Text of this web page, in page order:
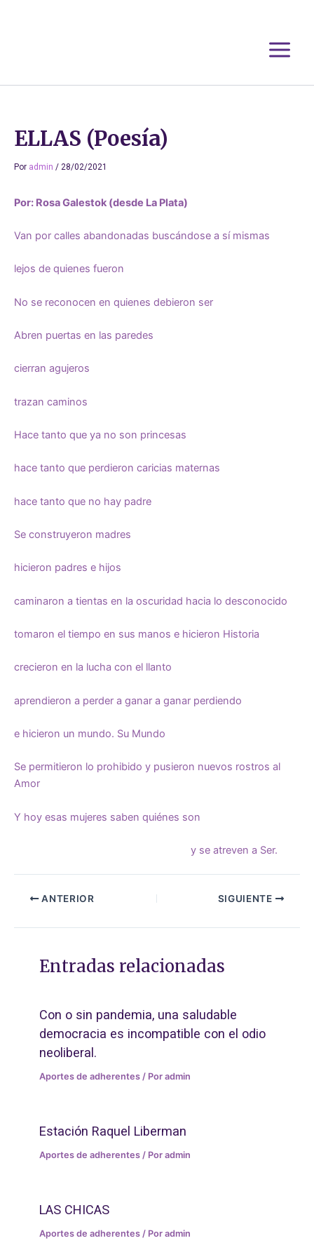
ELLAS (Poesía)
Por admin / 28/02/2021
Por: Rosa Galestok (desde La Plata)
Van por calles abandonadas buscándose a sí mismas
lejos de quienes fueron
No se reconocen en quienes debieron ser
Abren puertas en las paredes
cierran agujeros
trazan caminos
Hace tanto que ya no son princesas
hace tanto que perdieron caricias maternas
hace tanto que no hay padre
Se construyeron madres
hicieron padres e hijos
caminaron a tientas en la oscuridad hacia lo desconocido
tomaron el tiempo en sus manos e hicieron Historia
crecieron en la lucha con el llanto
aprendieron a perder a ganar a ganar perdiendo
e hicieron un mundo. Su Mundo
Se permitieron lo prohibido y pusieron nuevos rostros al
Amor
Y hoy esas mujeres saben quiénes son
y se atreven a Ser.
ANTERIOR SIGUIENTE
Entradas relacionadas
Con o sin pandemia, una saludable
democracia es incompatible con el odio
neoliberal.
Aportes de adherentes / Poradmin
Estación Raquel Liberman
Aportes de adherentes / Poradmin
LAS CHICAS
Aportes de adherentes / Poradmin